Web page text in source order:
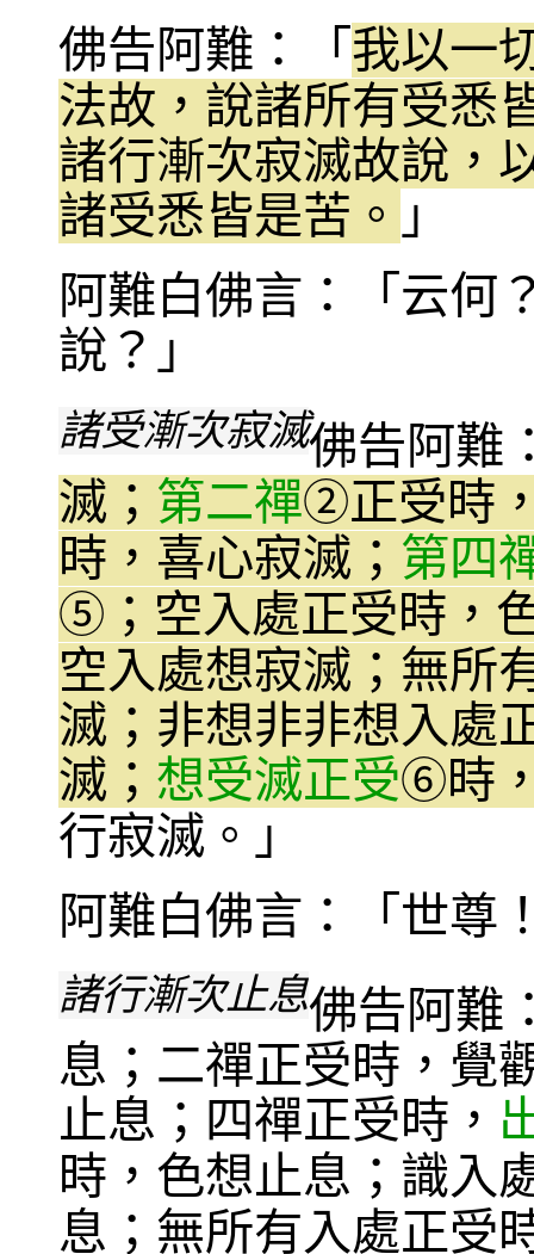
佛告阿難：「 我以一
法故，說諸所有受悉
諸行漸次寂滅故說，
諸受悉皆是苦。 」
阿難白佛言：「云何
說？」
諸受漸次寂滅佛告阿難
滅； 第二禪②正受時
時，喜心寂滅； 第四
⑤ ；空入處正受時，
空入處想寂滅；無所
滅；非想非非想入處
滅； 想受滅正受⑥時
行寂滅。」
阿難白佛言：「世尊
諸行漸次止息佛告阿難
息；二禪正受時，覺
止息；四禪正受時，
時，色想止息；識入
息；無所有入處正受